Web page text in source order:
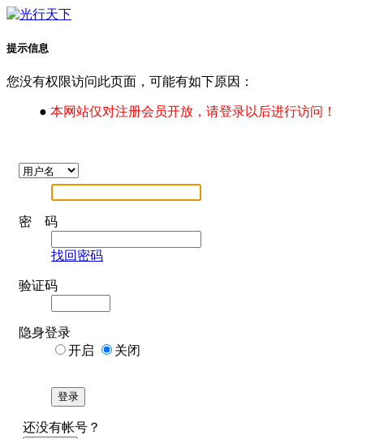
提示信息
您没有权限访问此页面，可能有如下原因：
● 本网站仅对注册会员开放，请登录以后进行访问！
密 码
找回密码
验证码
隐身登录
开启
关闭
登录
还没有帐号？